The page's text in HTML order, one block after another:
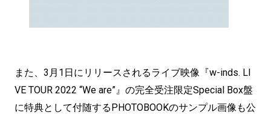
また、3月1日にリリースされるライブ映像『w-inds. LI
VE TOUR 2022 “We are”』の完全受注限定Special Box盤
に特典として付随するPHOTOBOOKのサンプル画像も公